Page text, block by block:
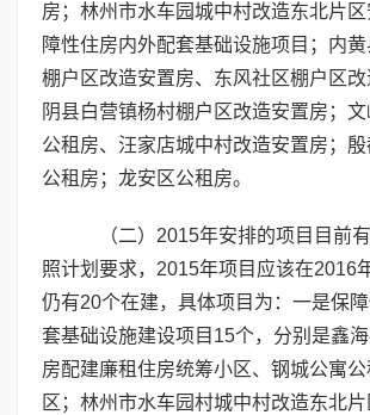
房；林州市水车园城中村改造东北片
障性住房内外配套基础设施项目；内
棚户区改造安置房、东风社区棚户区
阴县白营镇杨村棚户区改造安置房；
公租房、汪家店城中村改造安置房；
公租房；龙安区公租房。
（二）2015年安排的项目目前
照计划要求，2015年项目应该在2016
仍有20个在建，具体项目为：一是保
套基础设施建设项目15个，分别是鑫
房配建廉租住房统筹小区、钢城公寓
区；林州市水车园村城中村改造东北